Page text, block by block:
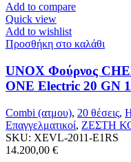
Add to compare
Quick view
Add to wishlist
Προσθήκη στο καλάθι
UNOX Φούρνος
ONE Electric 20 GN
Combi (ατμου), 20 θέσεις,
Επαγγελματικοί, ΖΕΣΤΗ
SKU: XEVL-2011-E1RS
14.200,00 €